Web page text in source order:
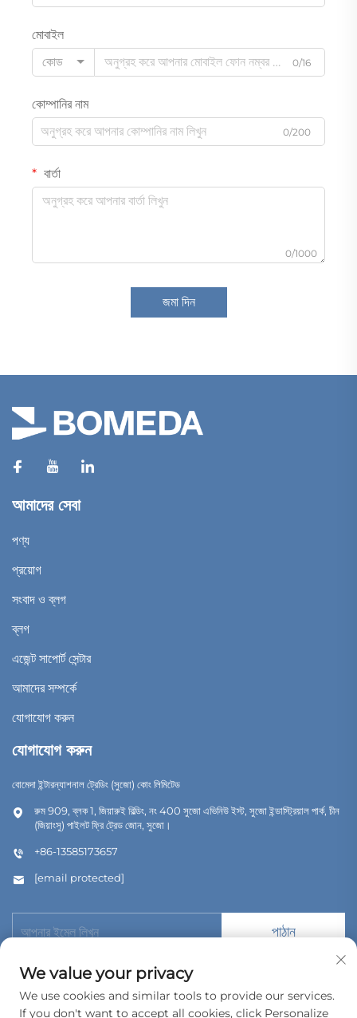
মোবাইল
কোড
0/16
কোম্পানির নাম
0/200
বার্তা
0/1000
জমা দিন
আমাদের সেবা
পণ্য
প্রয়োগ
সংবাদ ও ব্লগ
ব্লগ
এজেন্ট সাপোর্ট সেন্টার
আমাদের সম্পর্কে
যোগাযোগ করুন
যোগাযোগ করুন
বোমেদা ইন্টারন্যাশনাল ট্রেডিং (সুজো) কোং লিমিটেড
রুম 909, ব্লক 1, জিয়ারুই বিল্ডিং, নং 400 সুজো এভিনিউ ইস্ট, সুজো ইন্ডাস্ট্রিয়াল পার্ক, চীন
(জিয়াংসু) পাইলট ফ্রি ট্রেড জোন, সুজো।
+86-13585173657
[email protected]
পাঠান
We value your privacy
We use cookies and similar tools to provide our services.
If you don't want to accept all cookies, click Personalize